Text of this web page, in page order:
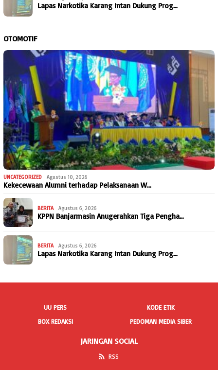
Lapas Narkotika Karang Intan Dukung Prog…
OTOMOTIF
UNCATEGORIZED Agustus 10, 2026
Kekecewaan Alumni terhadap Pelaksanaan W…
BERITA Agustus 6, 2026
KPPN Banjarmasin Anugerahkan Tiga Pengha…
BERITA Agustus 6, 2026
Lapas Narkotika Karang Intan Dukung Prog…
UU PERS
KODE ETIK
BOX REDAKSI
PEDOMAN MEDIA SIBER
JARINGAN SOCIAL
RSS